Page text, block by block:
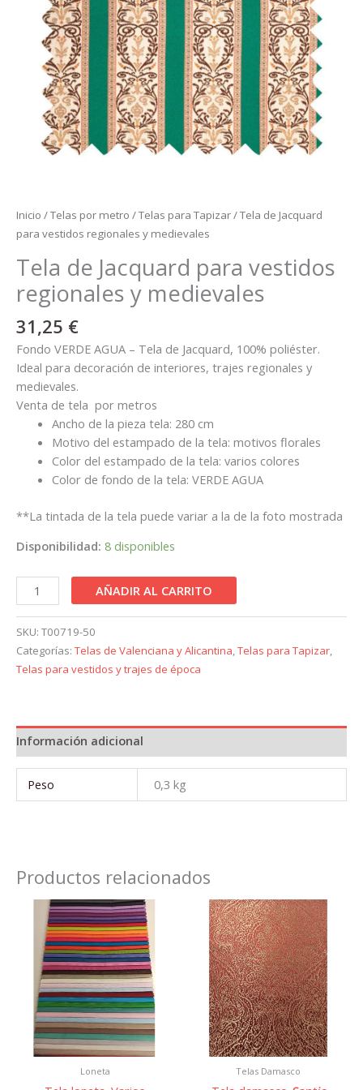
Inicio /Telas por metro /Telas para Tapizar/ Tela de Jacquard
para vestidos regionales y medievales
Tela de Jacquard para vestidos
regionales y medievales
31,25 €
Fondo VERDE AGUA – Tela de Jacquard, 100% poliéster.
Ideal para decoración de interiores, trajes regionales y
medievales.
Venta de tela por metros
Ancho de la pieza tela: 280 cm
Motivo del estampado de la tela: motivos florales
Color del estampado de la tela: varios colores
Color de fondo de la tela: VERDE AGUA
**La tintada de la tela puede variar a la de la foto mostrada
Disponibilidad: 8 disponibles
AÑADIR AL CARRITO
SKU: T00719-50
Categorías: Telas de Valenciana y Alicantina,Telas para Tapizar,
Telas para vestidos y trajes de época
Información adicional
Peso 0,3 kg
Productos relacionados
Loneta
producto
variantes.
Telas Damasco